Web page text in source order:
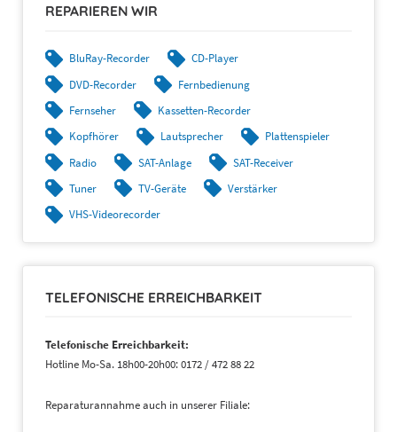
REPARIEREN WIR
BluRay-Recorder
CD-Player
DVD-Recorder
Fernbedienung
Fernseher
Kassetten-Recorder
Kopfhörer
Lautsprecher
Plattenspieler
Radio
SAT-Anlage
SAT-Receiver
Tuner
TV-Geräte
Verstärker
VHS-Videorecorder
TELEFONISCHE ERREICHBARKEIT
Telefonische Erreichbarkeit:
Hotline Mo-Sa. 18h00-20h00: 0172 / 472 88 22
Reparaturannahme auch in unserer Filiale: